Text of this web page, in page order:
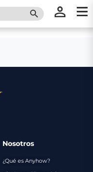
SEARCH
Nosotros
¿Qué es Anyhow?